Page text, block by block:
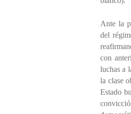
Ante la
del
con
luchas a
la clase
Estado